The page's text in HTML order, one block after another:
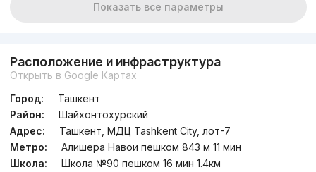
Показать все параметры
Расположение и инфраструктура
Открыть в Google Картах
Город:
Ташкент
Район:
Шайхонтохурский
Адрес:
Ташкент, МДЦ Tashkent City, лот-7
Метро:
Алишера Навои пешком 843 м 11 мин
Школа:
Школа №90 пешком 16 мин 1.4км